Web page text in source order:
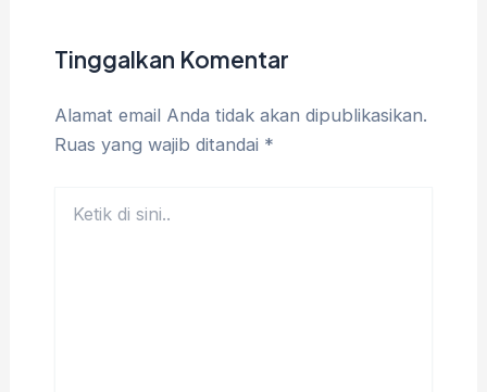
Tinggalkan Komentar
Alamat email Anda tidak akan dipublikasikan.
Ruas yang wajib ditandai *